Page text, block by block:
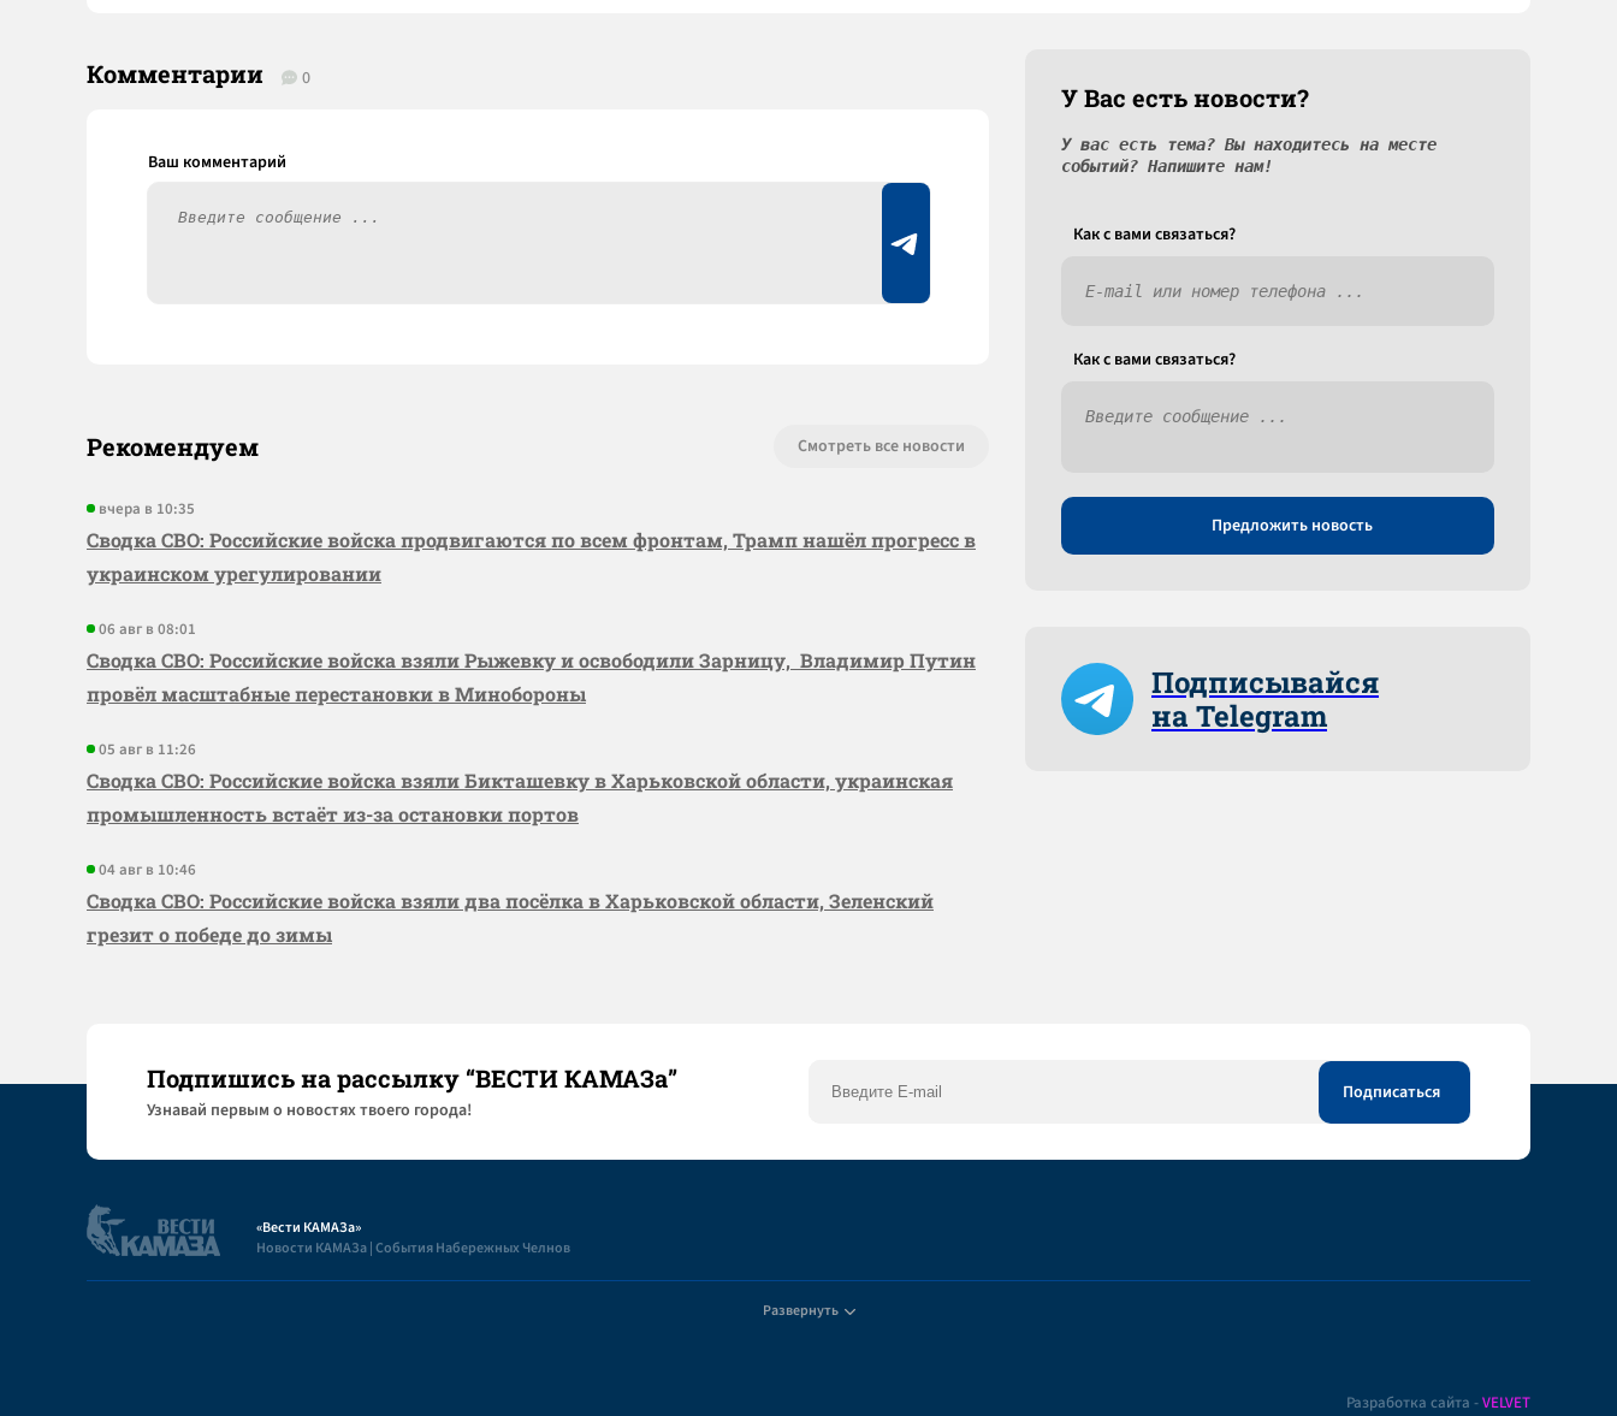
Комментарии 0
Рекомендуем Смотреть все новости
вчера в 10:35
Сводка СВО: Российские войска продвигаются по всем фронтам, Трамп нашёл прогресс в
украинском урегулировании
06 авг в 08:01
Сводка СВО: Российские войска взяли Рыжевку и освободили Зарницу, Владимир Путин
провёл масштабные перестановки в Минобороны
05 авг в 11:26
Сводка СВО: Российские войска взяли Бикташевку в Харьковской области, украинская
промышленность встаёт из-за остановки портов
04 авг в 10:46
Сводка СВО: Российские войска взяли два посёлка в Харьковской области, Зеленский
грезит о победе до зимы
У Вас есть новости?
У вас есть тема? Вы находитесь на месте
событий? Напишите нам!
Как c вами связаться?
Как c вами связаться?
Предложить новость
Подписывайся
на Telegram
Подпишись на рассылку “ВЕСТИ КАМАЗа”
Узнaвай первым о новостях твоего города!
«Вести КАМАЗа»
Новости КАМАЗа | События Набережных Челнов
Развернуть
Разработка сайта -VELVET